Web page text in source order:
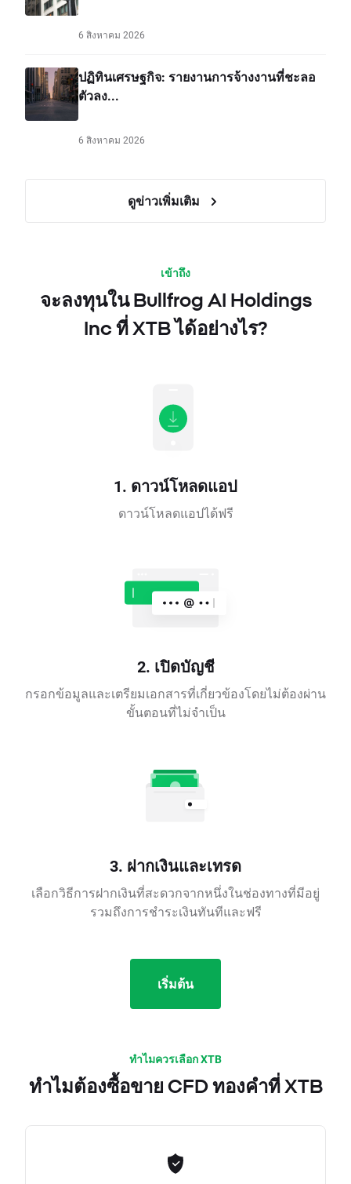
6 สิงหาคม 2026
ปฏิทินเศรษฐกิจ: รายงานการจ้างงานที่ชะลอ
ตัวลง...
6 สิงหาคม 2026
ดูข่าวเพิ่มเติม
เข้าถึง
จะลงทุนใน Bullfrog AI Holdings
Inc ที่ XTB ได้อย่างไร?
1. ดาวน์โหลดแอป
ดาวน์โหลดแอปได้ฟรี
2. เปิดบัญชี
กรอกข้อมูลและเตรียมเอกสารที่เกี่ยวข้องโดยไม่ต้องผ่าน
ขั้นตอนที่ไม่จำเป็น
3. ฝากเงินและเทรด
เลือกวิธีการฝากเงินที่สะดวกจากหนึ่งในช่องทางที่มีอยู่
รวมถึงการชำระเงินทันทีและฟรี
เริ่มต้น
ทำไมควรเลือก XTB
ทำไมต้องซื้อขาย CFD ทองคำที่ XTB